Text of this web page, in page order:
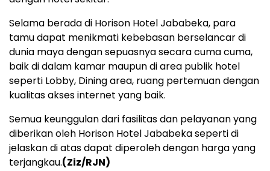
Selama berada di Horison Hotel Jababeka, para
tamu dapat menikmati kebebasan berselancar di
dunia maya dengan sepuasnya secara cuma cuma,
baik di dalam kamar maupun di area publik hotel
seperti Lobby, Dining area, ruang pertemuan dengan
kualitas akses internet yang baik.
Semua keunggulan dari fasilitas dan pelayanan yang
diberikan oleh Horison Hotel Jababeka seperti di
jelaskan di atas dapat diperoleh dengan harga yang
terjangkau.(Ziz/RJN)